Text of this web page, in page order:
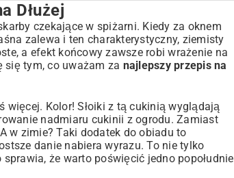
Dłużej
czekające w spiżarni. Kiedy za oknem
zalewa i ten charakterystyczny, ziemisty
a efekt końcowy zawsze robi wrażenie na
się tym, co uważam za najlepszy przepis na
Kolor! Słoiki z tą cukinią wyglądają
nadmiaru cukinii z ogrodu. Zamiast
w zimie? Taki dodatek do obiadu to
danie nabiera wyrazu. To nie tylko
że warto poświęcić jedno popołudnie